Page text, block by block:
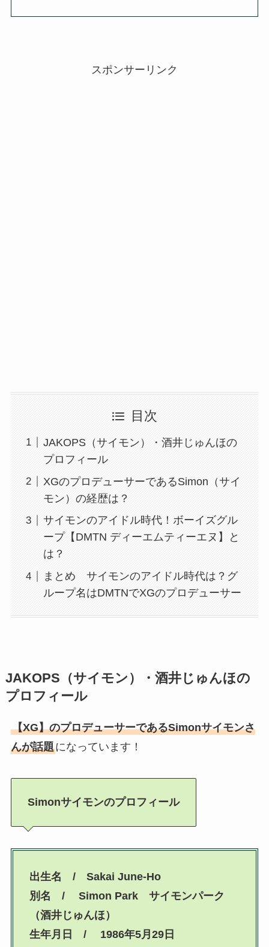
スポンサーリンク
目次
JAKOPS（サイモン）・酒井じゅんほの
プロフィール
XGのプロデューサーであるSimon（サイ
モン）の経歴は？
サイモンのアイドル時代！ボーイズグル
ープ【DMTN ディーエムティーエヌ】と
は？
まとめ サイモンのアイドル時代は？グ
ループ名はDMTNでXGのプロデューサー
JAKOPS （サイモン）・酒井じゅんほの
プロフィール
【XG】のプロデューサーであるSimonサイモンさ
んが話題になっています！
Simonサイモンのプロフィール
出生名 / Sakai June-Ho
別名 / Simon Park サイモンパーク
（酒井じゅんほ）
生年月日 / 1986年5月29日